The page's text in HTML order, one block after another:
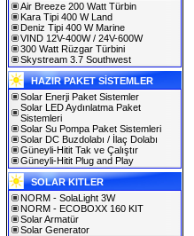
Air Breeze 200 Watt Türbin
Kara Tipi 400 W Land
Deniz Tipi 400 W Marine
VIND 12V-400W / 24V-600W
300 Watt Rüzgar Türbini
Skystream 3.7 Southwest
HAZIR PAKET SİSTEMLER
Solar Enerji Paket Sistemler
Solar LED Aydınlatma Paket
Sistemleri
Solar Su Pompa Paket Sistemleri
Solar DC Buzdolabı / İlaç Dolabı
Güneyli-Hitit Tak ve Çalıştır
Güneyli-Hitit Plug and Play
SOLAR KITLER
NORM - SolaLight 3W
NORM - ECOBOXX 160 KIT
Solar Armatür
Solar Generator